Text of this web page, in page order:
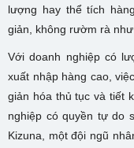
lượng hay thể tích
giản, không rườm rà
Với doanh nghiệp có
xuất nhập hàng cao,
giản hóa thủ tục và tiết
nghiệp có quyền tự do
Kizuna, một đội ngũ